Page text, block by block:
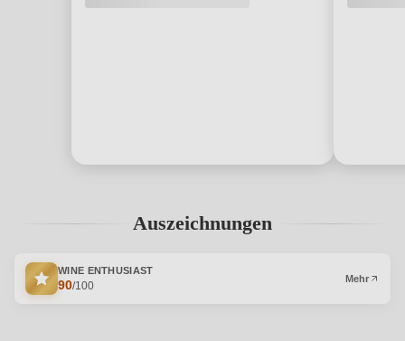
Auszeichnungen
WINE ENTHUSIAST
90/100
Mehr